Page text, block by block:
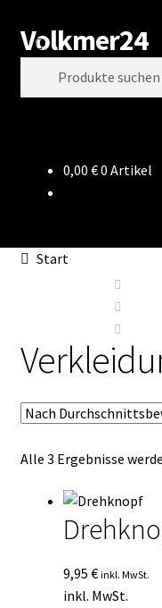
Zur
Navigation
springen
Zum
Inhalt
springen
Volkmer24
Suchen
Datenschutz
Impressum
Kasse
Mein Konto
0,00 €0 Artikel
Start
Alle 3 Ergebnisse
9,95 € inkl. MwSt.
inkl. MwSt.